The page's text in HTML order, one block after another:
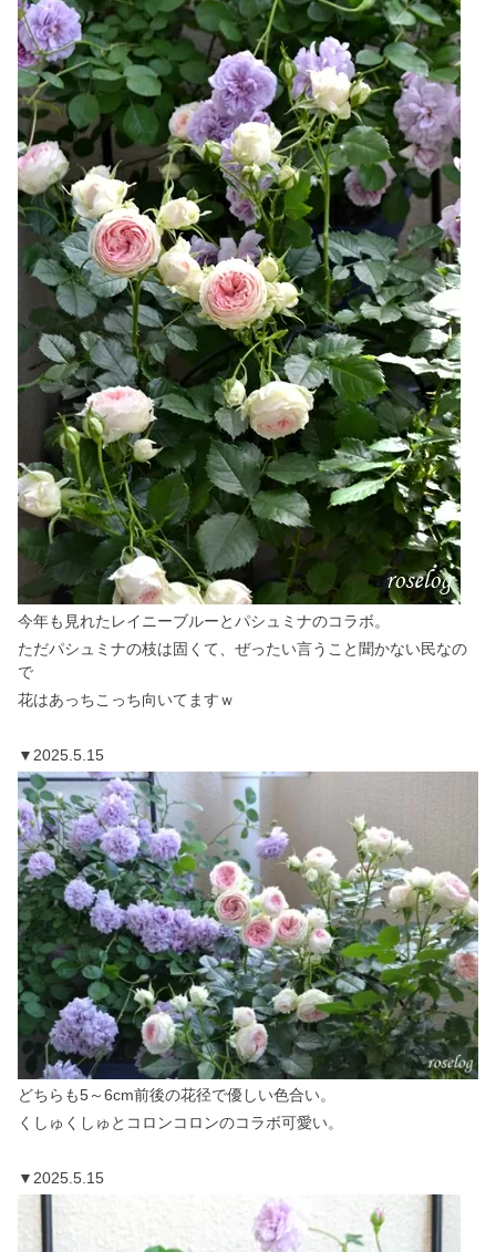
今年も見れたレイニーブルーとパシュミナのコラボ。
ただパシュミナの枝は固くて、ぜったい言うこと聞かない民なの
で
花はあっちこっち向いてますｗ
▼2025.5.15
どちらも5～6cm前後の花径で優しい色合い。
くしゅくしゅとコロンコロンのコラボ可愛い。
▼2025.5.15